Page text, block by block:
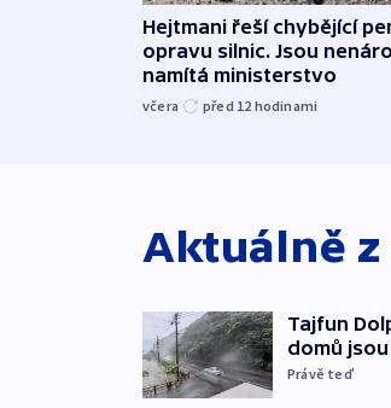
Hejtmani řeší chybějící
opravu silnic. Jsou
namítá ministerstvo
včera před 12 hodinami
Aktuálně
Tajfun
domů
Právě teď